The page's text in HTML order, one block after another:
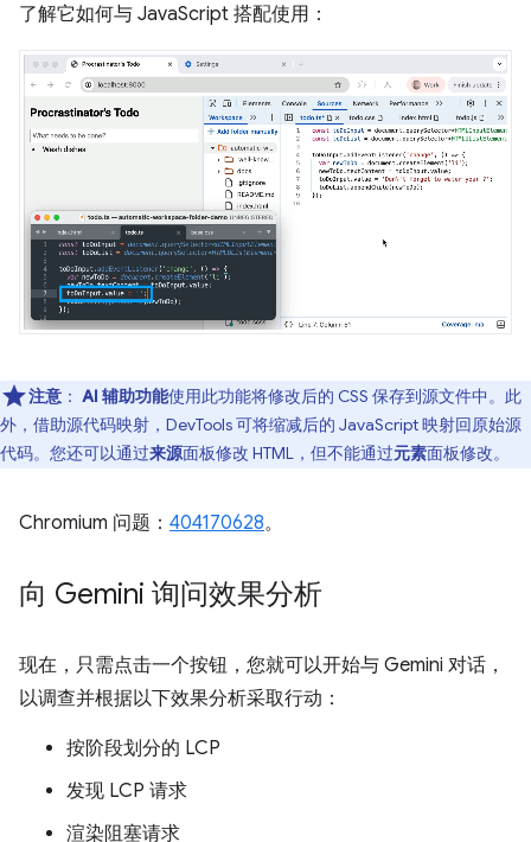
了解它如何与 JavaScript 搭配使用：
注意 ： AI 辅助功能使用此功能将修改后的 CSS 保存到源文件中。此
外，借助源代码映射，DevTools 可将缩减后的 JavaScript 映射回原始源
代码。您还可以通过来源面板修改 HTML，但不能通过元素面板修改。
Chromium 问题： 404170628。
向 Gemini 询问效果分析
现在，只需点击一个按钮，您就可以开始与 Gemini 对话，
以调查并根据以下效果分析采取行动：
按阶段划分的 LCP
发现 LCP 请求
渲染阻塞请求